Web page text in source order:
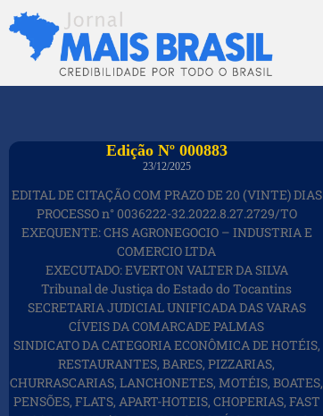
Edição Nº 000883
23/12/2025
EDITAL DE CITAÇÃO COM PRAZO DE 20 (VINTE) DIAS
PROCESSO n° 0036222-32.2022.8.27.2729/TO
EXEQUENTE: CHS AGRONEGOCIO – INDUSTRIA E
COMERCIO LTDA
EXECUTADO: EVERTON VALTER DA SILVA
Tribunal de Justiça do Estado do Tocantins
SECRETARIA JUDICIAL UNIFICADA DAS VARAS
CÍVEIS DA COMARCADE PALMAS
SINDICATO DA CATEGORIA ECONÔMICA DE HOTÉIS,
RESTAURANTES, BARES, PIZZARIAS,
CHURRASCARIAS, LANCHONETES, MOTÉIS, BOATES,
PENSÕES, FLATS, APART-HOTEIS, CHOPERIAS, FAST